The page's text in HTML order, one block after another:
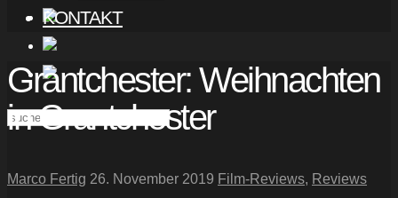
KONTAKT
Grantchester: Weihnachten
in Grantchester
Marco Fertig 26. November 2019 Film-Reviews, Reviews